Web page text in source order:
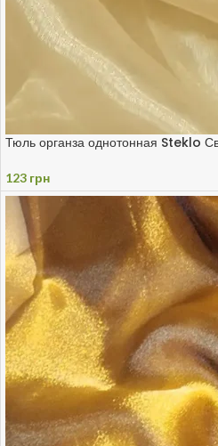
Тюль органза однотонная Steklo
123 грн